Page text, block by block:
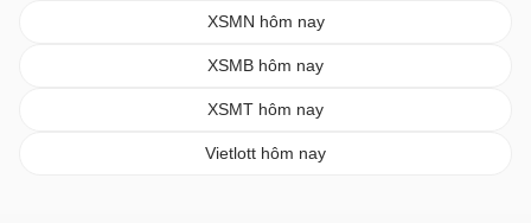
XSMN hôm nay
XSMB hôm nay
XSMT hôm nay
Vietlott hôm nay